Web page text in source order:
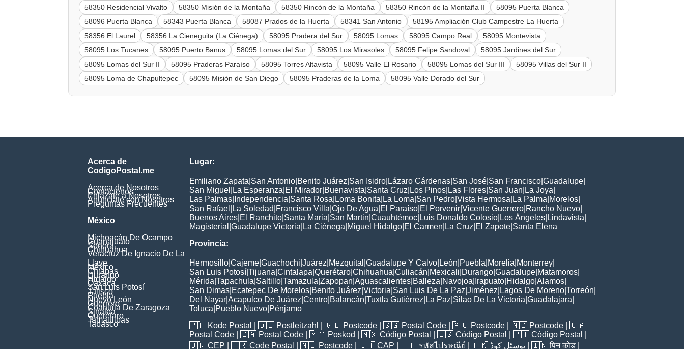
58350 Residencial Vivalto
58350 Misión de la Montaña 58350 Rincón de la Montaña 58350 Rincón de la Montaña II
58095 Puerta Blanca
58096 Puerta Blanca
58343 Puerta Blanca 58087 Prados de la Huerta 58341 San Antonio
58195 Ampliación Club Campestre La Huerta
58356 El Laurel
58356 La Cieneguita (La Ciénega) 58095 Pradera del Sur 58095 Lomas 58095 Campo Real
58095 Montevista
58095 Los Tucanes
58095 Puerto Banus 58095 Lomas del Sur 58095 Los Mirasoles 58095 Felipe Sandoval
58095 Jardines del Sur
58095 Lomas del Sur II
58095 Praderas Paraíso 58095 Torres Altavista 58095 Valle El Rosario 58095 Lomas del Sur III
58095 Villas del Sur II
58095 Loma de Chapultepec
58095 Misión de San Diego 58095 Praderas de la Loma 58095 Valle Dorado del Sur
Acerca de
CodigoPostal.me
Acerca de Nosotros
Contáctenos
Enlázate a Nosotros
Anúnciate con Nosotros
Preguntas Frecuentes
México
Michoacán De Ocampo
Guanajuato
Sonora
Chihuahua
Veracruz De Ignacio De La
Llave
México
Chiapas
Durango
Hidalgo
Oaxaca
San Luis Potosí
Jalisco
Puebla
Nuevo León
Guerrero
Coahuila De Zaragoza
Sinaloa
Querétaro
Tamaulipas
Tabasco
Lugar:
Emiliano Zapata San Antonio Benito Juárez San Isidro Lázaro Cárdenas San José San Francisco Guadalupe
San Miguel
La Esperanza El Mirador Buenavista Santa Cruz Los Pinos Las Flores San Juan La Joya
Las Palmas Independencia Santa Rosa Loma Bonita La Loma San Pedro Vista Hermosa La Palma Morelos
San Rafael
La Soledad Francisco Villa Ojo De Agua El Paraíso El Porvenir Vicente Guerrero Rancho Nuevo
Buenos Aires El Ranchito Santa Maria San Martin Cuauhtémoc Luis Donaldo Colosio Los Ángeles Lindavista
Magisterial Guadalupe Victoria La Ciénega Miguel Hidalgo El Carmen La Cruz El Zapote Santa Elena
Provincia:
Hermosillo Cajeme Guachochi Juárez Mezquital Guadalupe Y Calvo León Puebla Morelia Monterrey
San Luis Potosí Tijuana Cintalapa Querétaro Chihuahua Culiacán Mexicali Durango Guadalupe Matamoros
Mérida Tapachula Saltillo Tamazula Zapopan Aguascalientes Balleza Navojoa Irapuato Hidalgo Alamos
San Dimas Ecatepec De Morelos Benito Juárez Victoria San Luis De La Paz Jiménez Lagos De Moreno Torreón
Del Nayar Acapulco De Juárez Centro Balancán Tuxtla Gutiérrez La Paz Silao De La Victoria Guadalajara
Toluca Pueblo Nuevo Pénjamo
🇵🇭 Kode Postal | 🇩🇪 Postleitzahl | 🇬🇧 Postcode | 🇸🇬 Postal Code | 🇦🇺 Postcode | 🇳🇿 Postcode | 🇨🇦
Postal Code | 🇿🇦 Postal Code | 🇲🇾 Poskod | 🇲🇽 Código Postal | 🇪🇸 Código Postal | 🇵🇹 Código Postal
🇧🇷 CEP | 🇫🇷 Code Postal | 🇳🇱 Postcode | 🇮🇹 CAP | 🇹🇭 รหัสไปรษณีย์ | 🇵🇰 پوسٹل کوڈ | 🇮🇳पिन कोड